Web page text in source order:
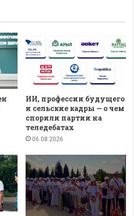
ИИ, профессии будущего
и сельские кадры — о чем
спорили партии на
теледебатах
06.08.2026